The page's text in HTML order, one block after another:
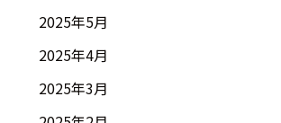
2025年5月
2025年4月
2025年3月